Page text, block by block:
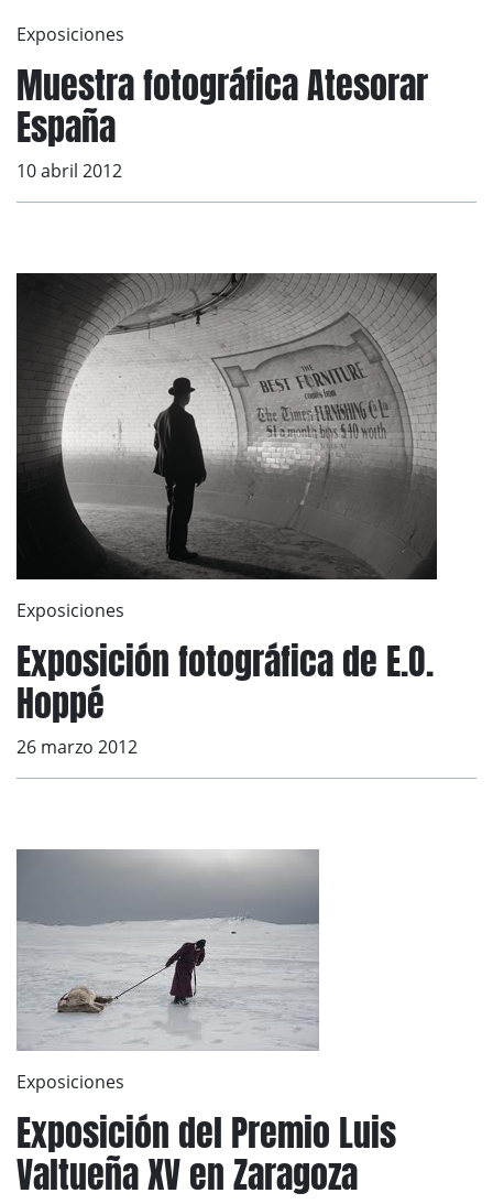
Exposiciones
Muestra fotográfica Atesorar
España
10 abril 2012
Exposiciones
Exposición fotográfica de E.O.
Hoppé
26 marzo 2012
Exposiciones
Exposición del Premio Luis
Valtueña XV en Zaragoza